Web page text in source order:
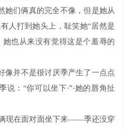
她们俩真的完全不像，但是她从
人打到她头上，耻笑她“居然是
也从来没有觉得这是个羞辱的
像并不是很讨厌季产生了一点点
说：“你可以坐下·”·她的唇角扯
现在面对面坐下来——季还没穿